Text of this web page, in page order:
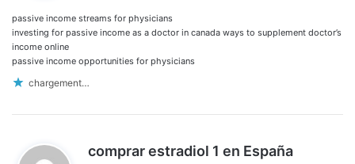
:
passive income streams for physicians
investing for passive income as a doctor in canada ways to supplement doctor’s
income online
passive income opportunities for physicians
chargement…
comprar estradiol 1 en España